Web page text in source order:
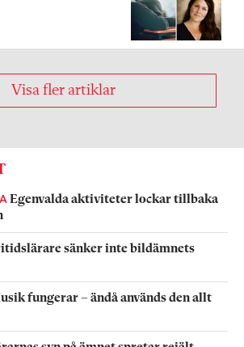
Visa fler artiklar
Egenvalda aktiviteter lockar tillbaka
sänker inte bildämnets
fungerar – ändå används den allt